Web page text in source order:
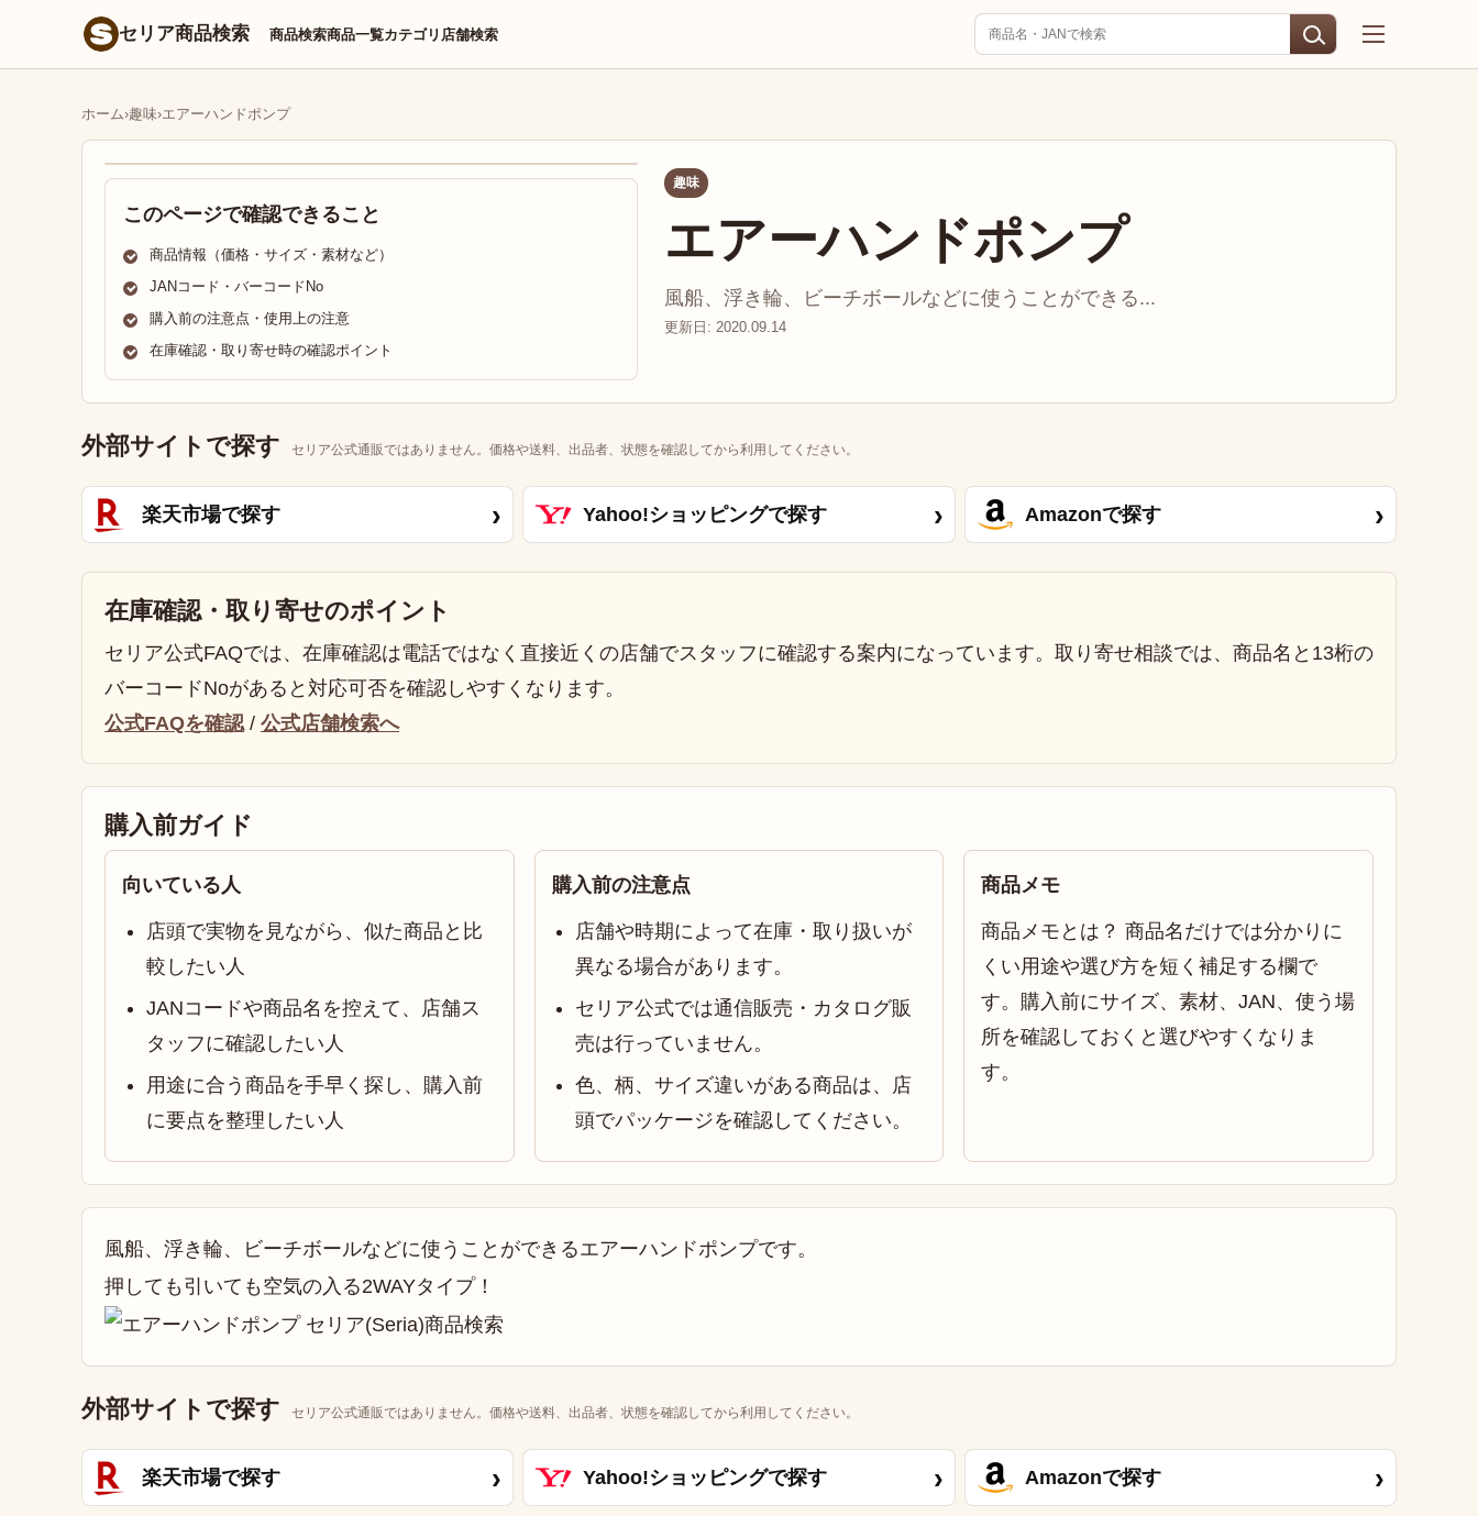
セリア商品検索 商品検索商品一覧カテゴリ 店舗検索
ホーム›趣味›エアーハンドポンプ
このページで確認できること
商品情報（価格・サイズ・素材など）
JANコード・バーコードNo
購入前の注意点・使用上の注意
在庫確認・取り寄せ時の確認ポイント
趣味
エアーハンドポンプ
風船、浮き輪、ビーチボールなどに使うことができる...
更新日: 2020.09.14
外部サイトで探す セリア公式通販ではありません。価格や送料、出品者、状態を確認してから利用してください。
楽天市場で探す › Yahoo!ショッピングで探す › Amazonで探す ›
在庫確認・取り寄せのポイント
セリア公式FAQでは、在庫確認は電話ではなく直接近くの店舗でスタッフに確認する案内になっています。取り寄せ相談では、商品名と13桁の
バーコードNoがあると対応可否を確認しやすくなります。
公式FAQを確認/ 公式店舗検索へ
購入前ガイド
向いている人
店頭で実物を見ながら、似た商品と比
較したい人
JANコードや商品名を控えて、店舗ス
タッフに確認したい人
用途に合う商品を手早く探し、購入前
に要点を整理したい人
購入前の注意点
店舗や時期によって在庫・取り扱いが
異なる場合があります。
セリア公式では通信販売・カタログ販
売は行っていません。
色、柄、サイズ違いがある商品は、店
頭でパッケージを確認してください。
商品メモ
商品メモとは？ 商品名だけでは分かりに
くい用途や選び方を短く補足する欄で
す。購入前にサイズ、素材、JAN、使う場
所を確認しておくと選びやすくなりま
す。
風船、浮き輪、ビーチボールなどに使うことができるエアーハンドポンプです。
押しても引いても空気の入る2WAYタイプ！
外部サイトで探す セリア公式通販ではありません。価格や送料、出品者、状態を確認してから利用してください。
楽天市場で探す › Yahoo!ショッピングで探す › Amazonで探す ›